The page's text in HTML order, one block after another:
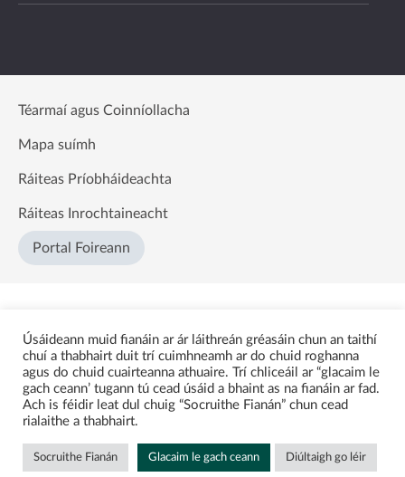
Téarmaí agus Coinníollacha
Mapa suímh
Ráiteas Príobháideachta
Ráiteas Inrochtaineacht
Portal Foireann
Úsáideann muid fianáin ar ár láithreán gréasáin chun an taithí
chuí a thabhairt duit trí cuimhneamh ar do chuid roghanna
agus do chuid cuairteanna athuaire. Trí chliceáil ar “glacaim le
gach ceann’ tugann tú cead úsáid a bhaint as na fianáin ar fad.
Ach is féidir leat dul chuig “Socruithe Fianán” chun cead
rialaithe a thabhairt.
Socruithe Fianán Glacaim le gach ceann Diúltaigh go léir